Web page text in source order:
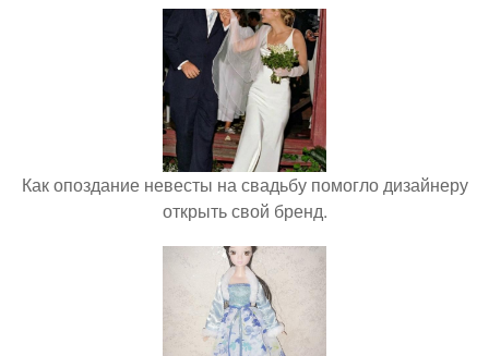
Как опоздание невесты на свадьбу помогло дизайнеру
открыть свой бренд.